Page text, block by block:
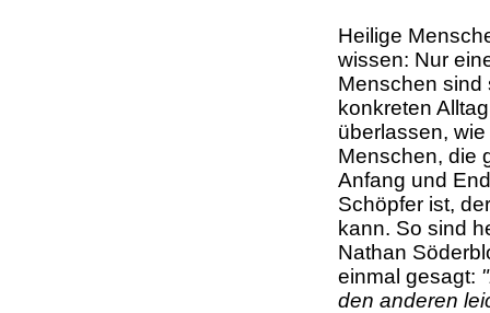
Heilige
wissen: Nur
Menschen sind
konkreten
überlassen,
Menschen, die
Anfang und
Schöpfer ist,
kann. So sind
Nathan
einmal gesagt:
den anderen